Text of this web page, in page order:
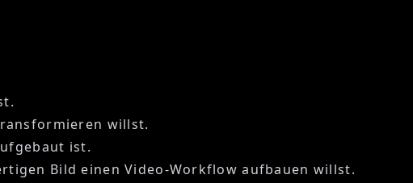
willst.
ist.
Bild einen Video-Workflow aufbauen willst.